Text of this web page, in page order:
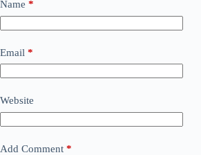
Name *
Email *
Website
Add Comment *